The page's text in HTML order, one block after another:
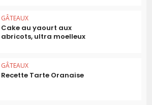
GÂTEAUX
Cake au yaourt aux
abricots, ultra moelleux
GÂTEAUX
Recette Tarte Oranaise